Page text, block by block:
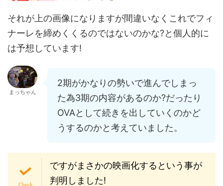
それが上の画像になりますが間違いなくこれでフィ
ナーレを締めくくるのではないのかな?と個人的に
は予想しています!
まっちゃん
2期がかなりの勢いで進んでしまっ
た為3期の内容があるのか?だったり
OVAとして続きを出していくのかど
うするのかと考えていました。
ですがまさかの映画化するという事が
判明しました!